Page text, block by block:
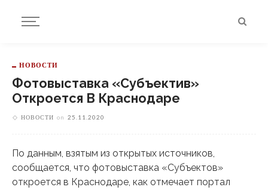
НОВОСТИ
Фотовыставка «Субъектив»
Откроется В Краснодаре
НОВОСТИ on 25.11.2020
По данным, взятым из открытых источников,
сообщается, что фотовыставка «Субъектов»
откроется в Краснодаре, как отмечает портал